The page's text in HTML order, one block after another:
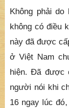
Không phải
không có điều
này đã được
ở Việt Nam
hiện. Đã được
người nói khi
16 ngay lúc